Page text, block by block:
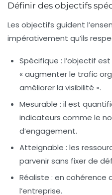
Définir des objectifs
Les objectifs guident
impérativement qu’ils
Spécifique : l’objectif
« augmenter le trafic
améliorer la visibilité ».
Mesurable : il est
indicateurs comme le
d’engagement.
Atteignable : les
parvenir sans fixer de
Réaliste : en cohérence
l’entreprise.